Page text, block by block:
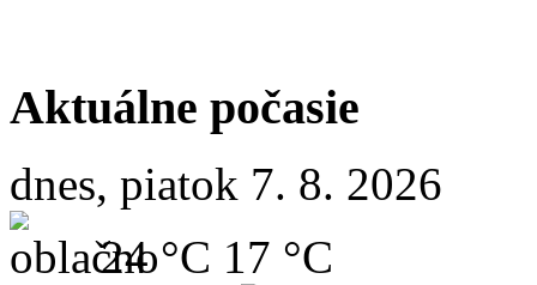
Aktuálne počasie
dnes, piatok 7. 8. 2026
24 °C 17 °C